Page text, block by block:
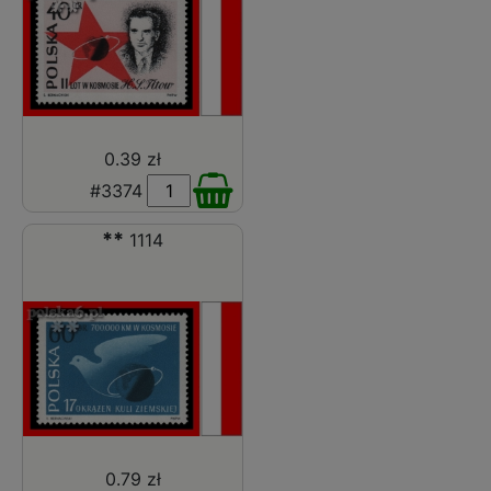
0.39 zł
#3374
** 1114
0.79 zł